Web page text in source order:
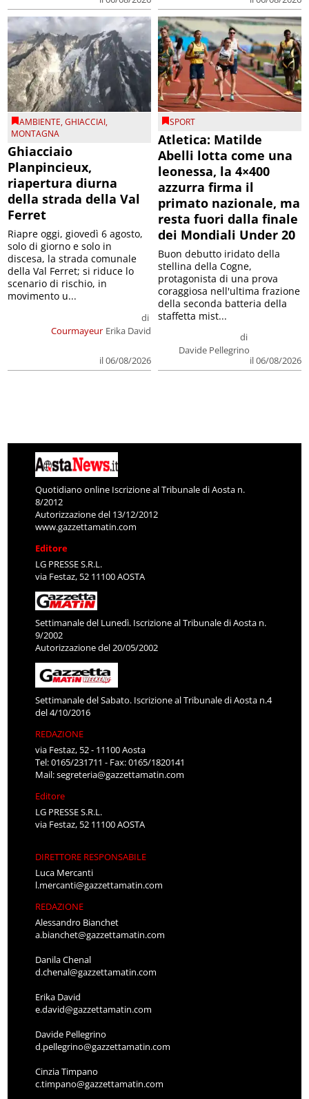
AMBIENTE,GHIACCIAI,
MONTAGNA
Ghiacciaio
Planpincieux,
riapertura diurna
della strada della Val
Ferret
Courmayeur
di
Erika David
il 06/08/2026
Riapre oggi, giovedì 6 agosto,
solo di giorno e solo in
discesa, la strada comunale
della Val Ferret; si riduce lo
scenario di rischio, in
movimento u...
SPORT
Atletica: Matilde
Abelli lotta come una
leonessa, la 4×400
azzurra firma il
primato nazionale, ma
resta fuori dalla finale
dei Mondiali Under 20
di
Davide Pellegrino
il 06/08/2026
Buon debutto iridato della
stellina della Cogne,
protagonista di una prova
coraggiosa nell'ultima frazione
della seconda batteria della
staffetta mist...
Quotidiano online Iscrizione al Tribunale di Aosta n.
8/2012
Autorizzazione del 13/12/2012
www.gazzettamatin.com
Editore
LG PRESSE S.R.L.
via Festaz, 52 11100 AOSTA
Settimanale del Lunedì. Iscrizione al Tribunale di Aosta n.
9/2002
Autorizzazione del 20/05/2002
Settimanale del Sabato. Iscrizione al Tribunale di Aosta n.4
del 4/10/2016
REDAZIONE
via Festaz, 52 - 11100 Aosta
Tel: 0165/231711 - Fax: 0165/1820141
Mail:segreteria@gazzettamatin.com
Editore
LG PRESSE S.R.L.
via Festaz, 52 11100 AOSTA
DIRETTORE RESPONSABILE
Luca Mercanti
l.mercanti@gazzettamatin.com
REDAZIONE
Alessandro Bianchet
a.bianchet@gazzettamatin.com
Danila Chenal
d.chenal@gazzettamatin.com
Erika David
e.david@gazzettamatin.com
Davide Pellegrino
d.pellegrino@gazzettamatin.com
Cinzia Timpano
c.timpano@gazzettamatin.com